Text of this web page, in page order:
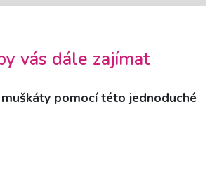
vás dále zajímat
pomocí této jednoduché